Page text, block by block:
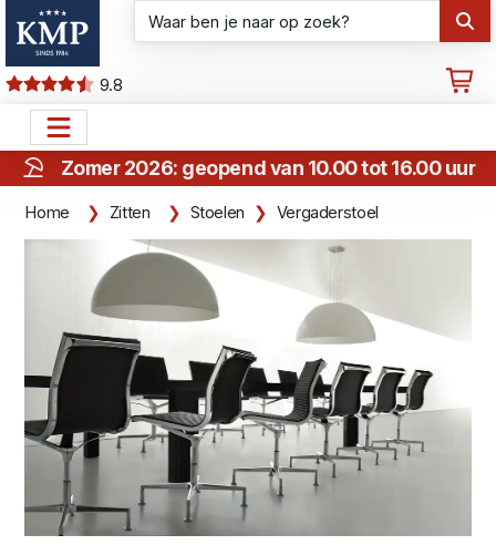
9.8
Zomer 2026: geopend van 10.00 tot 16.00 uur
Home Zitten Stoelen Vergaderstoel